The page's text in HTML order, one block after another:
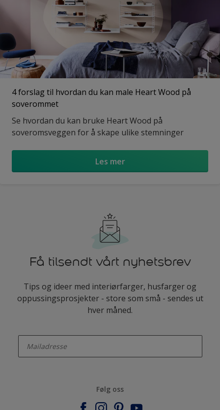
4 forslag til hvordan du kan male Heart Wood på
soverommet
Se hvordan du kan bruke Heart Wood på
soveromsveggen for å skape ulike stemninger
Les mer
Få tilsendt vårt nyhetsbrev
Tips og ideer med interiørfarger, husfarger og
oppussingsprosjekter - store som små - sendes ut
hver måned.
Følg oss